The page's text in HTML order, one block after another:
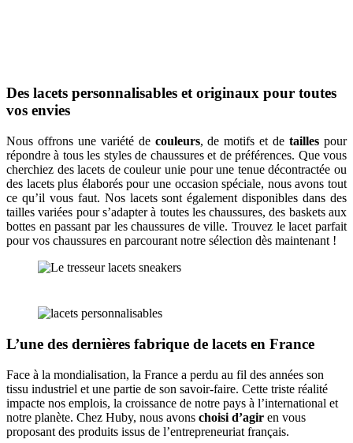
Des lacets personnalisables et originaux pour toutes
vos envies
Nous offrons une variété de couleurs, de motifs et detailles pour
répondre à tous les styles de chaussures et de préférences. Que vous
cherchiez des lacets de couleur unie pour une tenue décontractée ou
des lacets plus élaborés pour une occasion spéciale, nous avons tout
ce qu’il vous faut. Nos lacets sont également disponibles dans des
tailles variées pour s’adapter à toutes les chaussures, des baskets aux
bottes en passant par les chaussures de ville. Trouvez le lacet parfait
pour vos chaussures en parcourant notre sélection dès maintenant !
L’une des dernières fabrique de lacets en France
Face à la mondialisation, la France a perdu au fil des années son
tissu industriel et une partie de son savoir-faire. Cette triste réalité
impacte nos emplois, la croissance de notre pays à l’international et
notre planète. Chez Huby, nous avons choisi d’agir en vous
proposant des produits issus de l’entrepreneuriat français.